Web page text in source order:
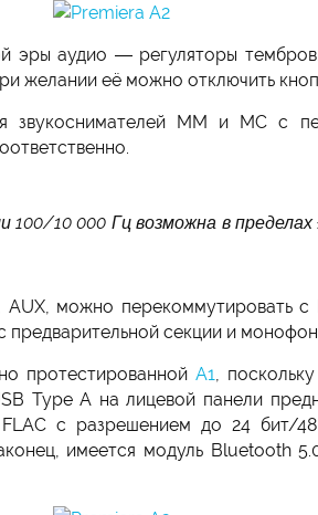
эры аудио — регуляторы
желании её можно отключить
MM и МС с
10 000 Гц возможна в
можно перекоммутировать с
секции и
протестированнойА1
,
Type A на лицевой панели
с разрешением до 24 бит/
имеется модуль Bluetooth